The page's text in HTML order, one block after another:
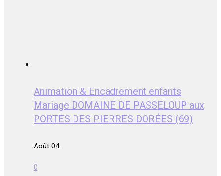
Animation & Encadrement enfants
Mariage DOMAINE DE PASSELOUP aux
PORTES DES PIERRES DORÉES (69)
Août 04
0